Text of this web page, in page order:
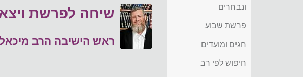
ונבחרים
פרשת שבוע
חגים ומועדים
חיפוש לפי רב
שיחה לפרשת
ראש הישיבה הרב